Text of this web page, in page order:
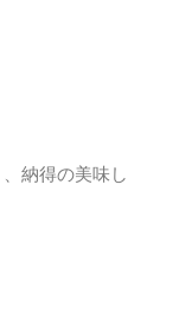
納得の美味し